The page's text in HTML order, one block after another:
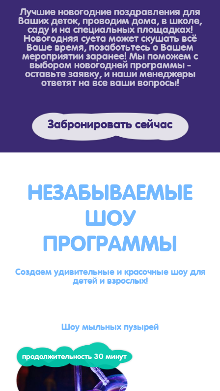
Лучшие новогодние поздравления для
Ваших деток, проводим дома, в школе,
саду и на специальных площадках!
Новогодняя суета может скушать всё
Ваше время, позаботьтесь о Вашем
мероприятии заранее! Мы поможем с
выбором новогодней программы -
оставьте заявку, и наши менеджеры
ответят на все ваши вопросы!
Забронировать сейчас
НЕЗАБЫВАЕМЫЕ
ШОУ
ПРОГРАММЫ
Создаем удивительные и красочные шоу для
детей и взрослых!
Шоу мыльных пузырей
продолжительность 30 минут